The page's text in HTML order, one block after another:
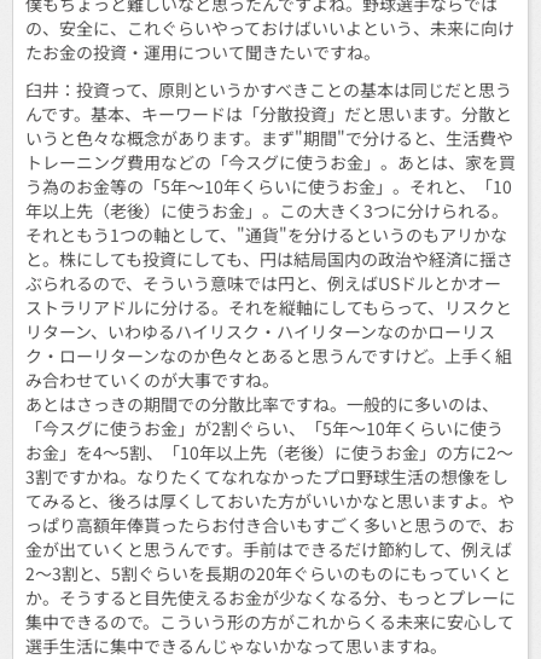
の、安全に、これぐらいやっておけばいいよという、未来に向け
たお金の投資・運用について聞きたいですね。
臼井：投資って、原則というかすべきことの基本は同じだと思う
んです。基本、キーワードは「分散投資」だと思います。分散と
いうと色々な概念があります。まず"期間"で分けると、生活費や
トレーニング費用などの「今スグに使うお金」。あとは、家を買
う為のお金等の「5年～10年くらいに使うお金」。それと、「10
年以上先（老後）に使うお金」。この大きく3つに分けられる。
それともう1つの軸として、"通貨"を分けるというのもアリかな
と。株にしても投資にしても、円は結局国内の政治や経済に揺さ
ぶられるので、そういう意味では円と、例えばUSドルとかオー
ストラリアドルに分ける。それを縦軸にしてもらって、リスクと
リターン、いわゆるハイリスク・ハイリターンなのかローリス
ク・ローリターンなのか色々とあると思うんですけど。上手く組
み合わせていくのが大事ですね。
あとはさっきの期間での分散比率ですね。一般的に多いのは、
「今スグに使うお金」が2割ぐらい、「5年～10年くらいに使う
お金」を4～5割、「10年以上先（老後）に使うお金」の方に2～
3割ですかね。なりたくてなれなかったプロ野球生活の想像をし
てみると、後ろは厚くしておいた方がいいかなと思いますよ。や
っぱり高額年俸貰ったらお付き合いもすごく多いと思うので、お
金が出ていくと思うんです。手前はできるだけ節約して、例えば
2～3割と、5割ぐらいを長期の20年ぐらいのものにもっていくと
か。そうすると目先使えるお金が少なくなる分、もっとプレーに
集中できるので。こういう形の方がこれからくる未来に安心して
選手生活に集中できるんじゃないかなって思いますね。